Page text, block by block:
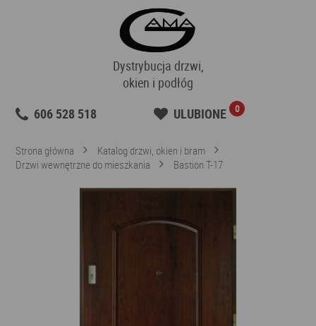
Dystrybucja drzwi,
okien i podłóg
606 528 518
ULUBIONE 0
Strona główna
Katalog drzwi, okien i bram
Drzwi wewnętrzne do mieszkania
Bastion T-17